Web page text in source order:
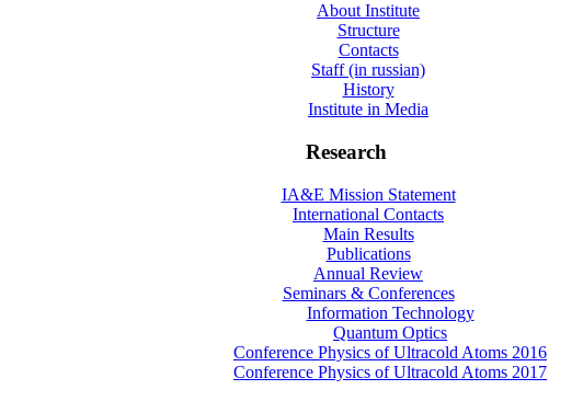
About Institute
Structure
Contacts
Staff (in russian)
History
Institute in Media
Research
IA&E Mission Statement
International Contacts
Main Results
Publications
Annual Review
Seminars & Conferences
Information Technology
Quantum Optics
Conference Physics of Ultracold Atoms 2016
Conference Physics of Ultracold Atoms 2017